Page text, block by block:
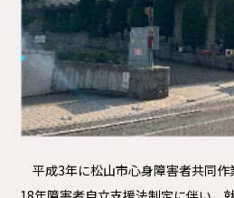
平成3年に松山市心身障害者共同